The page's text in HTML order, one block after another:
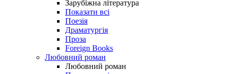
Зарубіжна література
Показати всі
Поезія
Драматургія
Проза
Foreign Books
Любовний роман
Любовний роман